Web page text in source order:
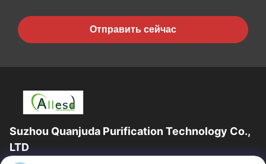
Отправить сейчас
Suzhou Quanjuda Purification Technology Co.,
LTD